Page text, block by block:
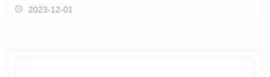
训。这个培训项目旨在通过重温革命历史，传承红色精…
2023-12-01